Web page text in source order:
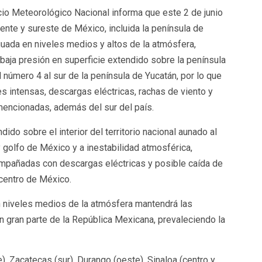
Meteorológico Nacional informa que este 2 de junio
y sureste de México, incluida la península de
en niveles medios y altos de la atmósfera,
presión en superficie extendido sobre la península
4 al sur de la península de Yucatán, por lo que
intensas, descargas eléctricas, rachas de viento y
además del sur del país.
sobre el interior del territorio nacional aunado al
de México y a inestabilidad atmosférica,
con descargas eléctricas y posible caída de
de México.
medios de la atmósfera mantendrá las
parte de la República Mexicana, prevaleciendo la